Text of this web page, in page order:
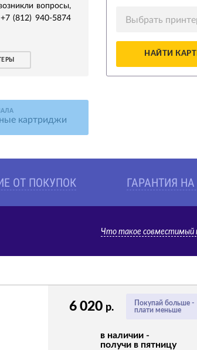
вопросы,
(812) 940-5874
Выбрать
НАЙТИ
картриджи
ОТ ПОКУПОК ГАРАНТИЯ
Что такое совместимый
Покупай больше -
плати меньше
6 020 р.
в наличии -
получи в пятницу